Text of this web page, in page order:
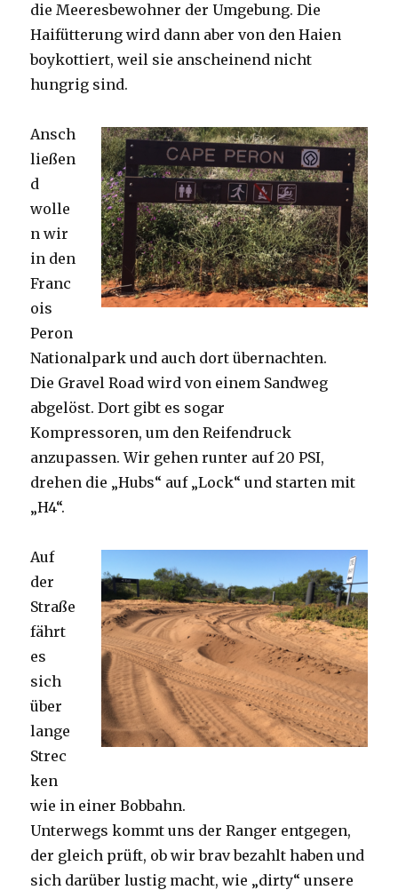
die Meeresbewohner der Umgebung. Die
Haifütterung wird dann aber von den Haien
boykottiert, weil sie anscheinend nicht
hungrig sind.
Ansch
ließen
d
wolle
n wir
in den
Franc
ois
Peron
Nationalpark und auch dort übernachten.
Die Gravel Road wird von einem Sandweg
abgelöst. Dort gibt es sogar
Kompressoren, um den Reifendruck
anzupassen. Wir gehen runter auf 20 PSI,
drehen die „Hubs“ auf „Lock“ und starten mit
„H4“.
Auf
der
Straße
fährt
es
sich
über
lange
Strec
ken
wie in einer Bobbahn.
Unterwegs kommt uns der Ranger entgegen,
der gleich prüft, ob wir brav bezahlt haben und
sich darüber lustig macht, wie „dirty“ unsere